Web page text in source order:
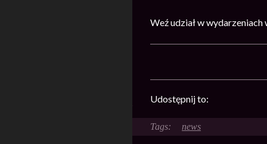
Weź udział w
Udostępnij to:
news